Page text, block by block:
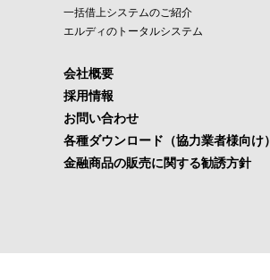
一括借上システムのご紹介
エルディのトータルシステム
会社概要
採用情報
お問い合わせ
各種ダウンロード（協力業者様向け）
金融商品の販売に関する勧誘方針